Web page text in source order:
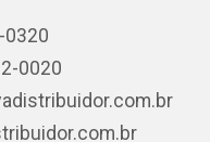
0320
0020